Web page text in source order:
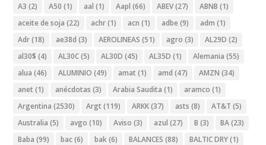
A3 (2) A50 (1) aal (1) Aapl (66) ABEV(27) ABNB (1)
aceite de soja (22) achr(1) acn (1) adbe (9) adm (1)
Adr(18) ae38d (3) AEROLINEAS (51) agro (3) AL29D (2)
al30$ (4) AL30C(5) AL30D (45) AL35D (1) Alemania (55)
alua (46) ALUMINIO (49) amat (1) amd (47) AMZN (34)
anet (1) anécdotas (3) Arabia Saudita (1) aramco (1)
Argentina (2530) Argt (119) ARKK(37) asts (8) AT&T (5)
Australia (5) avgo (10) Aviso (3) azul (27) B (3) BA(23)
Baba (99) bac(6) bak(6) BALANCES (88) BALTIC DRY(1)